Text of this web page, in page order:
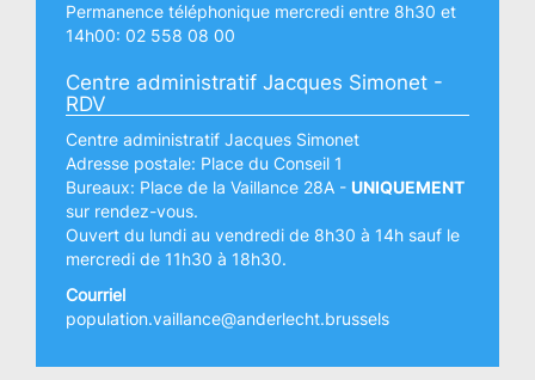
Permanence téléphonique mercredi entre 8h30 et
14h00: 02 558 08 00
Centre administratif Jacques Simonet -
RDV
Centre administratif Jacques Simonet
Adresse postale: Place du Conseil 1
Bureaux: Place de la Vaillance 28A - UNIQUEMENT
sur rendez-vous.
Ouvert du lundi au vendredi de 8h30 à 14h sauf le
mercredi de 11h30 à 18h30.
Courriel
population.vaillance@anderlecht.brussels